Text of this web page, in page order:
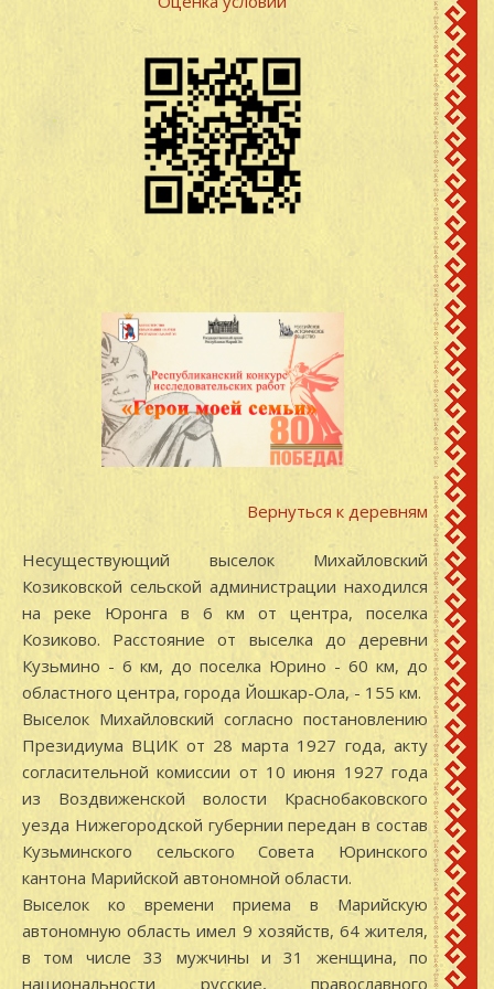
Вернуться к деревням
Несуществующий выселок Михайловский
Козиковской сельской администрации находился
на реке Юронга в 6 км от центра, поселка
Козиково. Расстояние от выселка до деревни
Кузьмино - 6 км, до поселка Юрино - 60 км, до
областного центра, города Йошкар-Ола, - 155 км.
Выселок Михайловский согласно постановлению
Президиума ВЦИК от 28 марта 1927 года, акту
согласительной комиссии от 10 июня 1927 года
из Воздвиженской волости Краснобаковского
уезда Нижегородской губернии передан в состав
Кузьминского сельского Совета Юринского
кантона Марийской автономной области.
Выселок ко времени приема в Марийскую
автономную область имел 9 хозяйств, 64 жителя,
в том числе 33 мужчины и 31 женщина, по
национальности русские, православного